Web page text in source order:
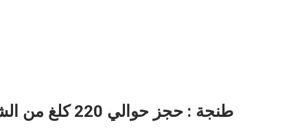
طنجة : حجز حوالي 220 كلغ من الشيرا على متن قارب ترفيهي